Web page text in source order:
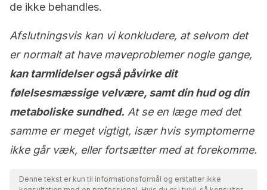
de ikke behandles.
Afslutningsvis kan vi konkludere, at selvom det
er normalt at have maveproblemer nogle gange,
kan tarmlidelser også påvirke dit
følelsesmæssige velvære, samt din hud og din
metaboliske sundhed. At se en læge med det
samme er meget vigtigt, især hvis symptomerne
ikke går væk, eller fortsætter med at forekomme.
Denne tekst er kun til informationsformål og erstatter ikke